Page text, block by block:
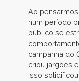
Ao
num período
público se
campanha do
criou jargões
Isso